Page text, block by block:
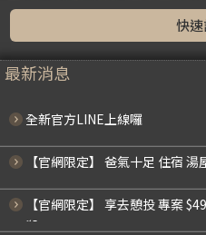
快
最新消息
全新官方LINE上線囉
【官網限定】 爸氣十足 住宿 湯
【官網限定】 享去憩投 專案
殺